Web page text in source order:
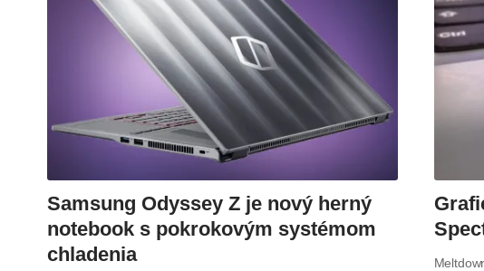
Samsung Odyssey Z je nový herný
notebook s pokrokovým systémom
chladenia